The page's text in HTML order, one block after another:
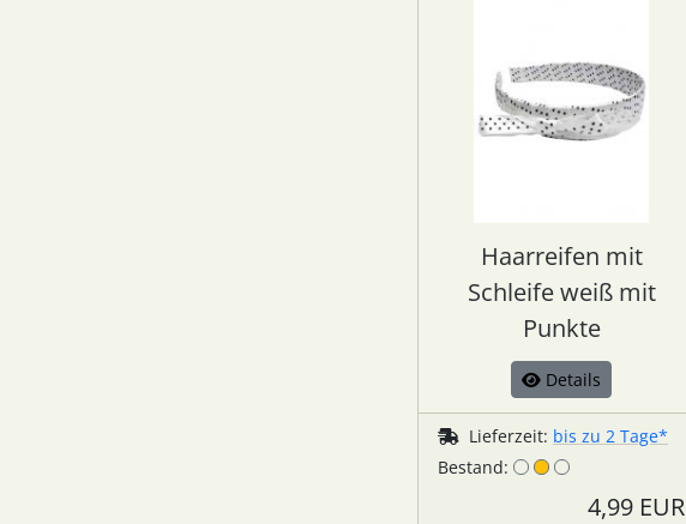
Haarreifen mit
Schleife weiß mit
Punkte
Details
Lieferzeit: bis zu 2 Tage*
Bestand:
4,99 EUR